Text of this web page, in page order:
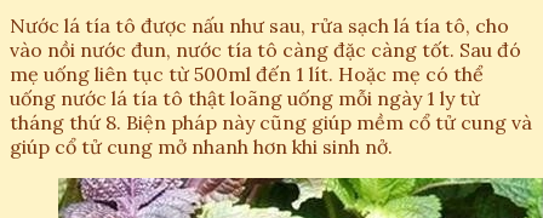
Nước lá tía tô được nấu như sau, rửa sạch lá tía tô, cho
vào nồi nước đun, nước tía tô càng đặc càng tốt. Sau đó
mẹ uống liên tục từ 500ml đến 1 lít. Hoặc mẹ có thể
uống nước lá tía tô thật loãng uống mỗi ngày 1 ly từ
tháng thứ 8. Biện pháp này cũng giúp mềm cổ tử cung và
giúp cổ tử cung mở nhanh hơn khi sinh nở.